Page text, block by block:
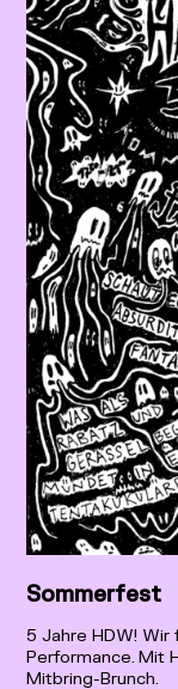
Archive
Imprint
Data Privacy
Deutsch
English
Sommerfest
5 Jahre HDW!
Performance. Mit
Mitbring-Brunch.